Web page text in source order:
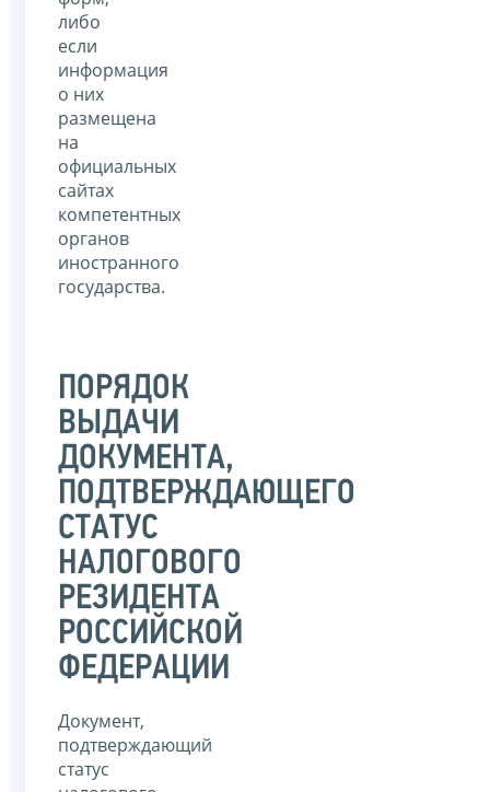
либо
если
информация
о них
размещена
на
официальных
сайтах
компетентных
органов
иностранного
государства.
ПОРЯДОК
ВЫДАЧИ
ДОКУМЕНТА,
ПОДТВЕРЖДАЮЩЕГО
СТАТУС
НАЛОГОВОГО
РЕЗИДЕНТА
РОССИЙСКОЙ
ФЕДЕРАЦИИ
Документ,
подтверждающий
статус